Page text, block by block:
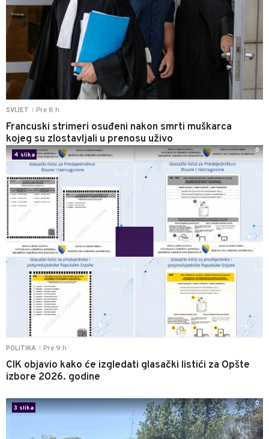
SVIJET Pre 8 h
Francuski strimeri osuđeni nakon smrti muškarca
kojeg su zlostavljali u prenosu uživo
POLITIKA Pre 9 h
CIK objavio kako će izgledati glasački listići za Opšte
izbore 2026. godine
4 slika
0
3 slika
0